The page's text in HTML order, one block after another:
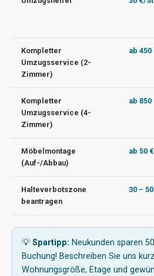
Kompletter
Umzugsservice (2-
Zimmer)
ab 450
Kompletter
Umzugsservice (4-
Zimmer)
ab 850
Möbelmontage
(Auf-/Abbau)
ab 50 €
Halteverbotszone
beantragen
30 –
💡Spartipp: Neukunden sparen
Buchung! Beschreiben Sie uns
Wohnungsgröße, Etage und